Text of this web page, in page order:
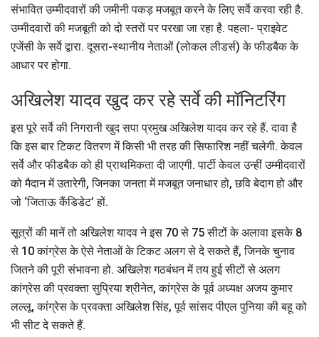
संभावित उम्मीदवारों की जमीनी पकड़ मजबूत करने के लिए सर्वे करवा रही है.
उम्मीदवारों की मजबूती को दो स्तरों पर परखा जा रहा है. पहला- प्राइवेट
एजेंसी के सर्वे द्वारा. दूसरा-स्थानीय नेताओं (लोकल लीडर्स) के फीडबैक के
आधार पर होगा.
अखिलेश यादव खुद कर रहे सर्वे की मॉनिटरिंग
इस पूरे सर्वे की निगरानी खुद सपा प्रमुख अखिलेश यादव कर रहे हैं. दावा है
कि इस बार टिकट वितरण में किसी भी तरह की सिफारिश नहीं चलेगी. केवल
सर्वे और फीडबैक को ही प्राथमिकता दी जाएगी. पार्टी केवल उन्हीं उम्मीदवारों
को मैदान में उतारेगी, जिनका जनता में मजबूत जनाधार हो, छवि बेदाग हो और
जो ‘जिताऊ कैंडिडेट’ हों.
सूत्रों की मानें तो अखिलेश यादव ने इस 70 से 75 सीटों के अलावा इसके 8
से 10 कांग्रेस के ऐसे नेताओं के टिकट अलग से दे सकते हैं, जिनके चुनाव
जितने की पूरी संभावना हो. अखिलेश गठबंधन में तय हुई सीटों से अलग
कांग्रेस की प्रवक्ता सुप्रिया श्रीनेत, कांग्रेस के पूर्व अध्यक्ष अजय कुमार
लल्लू, कांग्रेस के प्रवक्ता अखिलेश सिंह, पूर्व सांसद पीएल पुनिया की बहू को
भी सीट दे सकते हैं.